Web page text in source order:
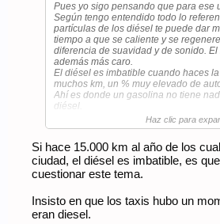
Pues yo sigo pensando que para ese
Según tengo entendido todo lo
partículas de los diésel te puede dar
tiempo a que se caliente y se
diferencia de suavidad y de sonido.
además más caro.
El diésel es imbatible cuando haces
muchos km, un % muy elevado de
Ahí es donde un gasolina no tiene
diésel.
Saludos!
Haz clic para
Si hace 15.000 km al año de los
ciudad, el diésel es imbatible, es
cuestionar este tema.
Insisto en que los taxis hubo un
eran diesel.